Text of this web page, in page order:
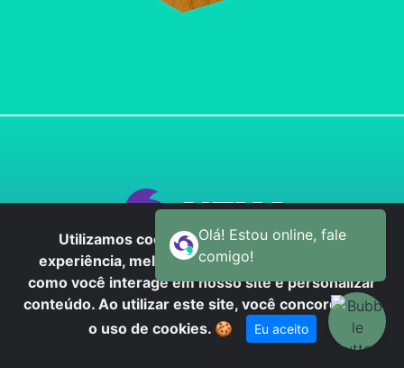
Utilizamos cookies para oferecer melhor
experiência, melhorar o desempenho, analisar
como você interage em nosso site e personalizar
conteúdo. Ao utilizar este site, você concorda com
o uso de cookies. 🍪 Eu aceito
QUEM SOMOS
O QUE FAZEMOS
SUSTENTABILIDADE